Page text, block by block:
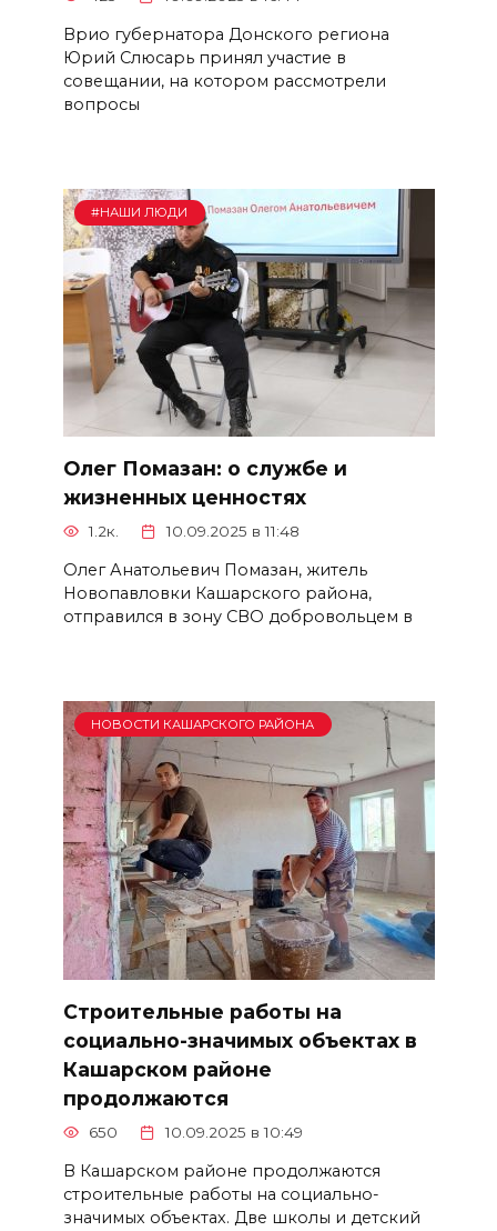
Врио губернатора Донского региона
Юрий Слюсарь принял участие в
совещании, на котором рассмотрели
вопросы
#НАШИ ЛЮДИ
Олег Помазан: о службе и
жизненных ценностях
1.2к. 10.09.2025 в 11:48
Олег Анатольевич Помазан, житель
Новопавловки Кашарского района,
отправился в зону СВО добровольцем в
НОВОСТИ КАШАРСКОГО РАЙОНА
Строительные работы на
социально-значимых объектах в
Кашарском районе
продолжаются
650 10.09.2025 в 10:49
В Кашарском районе продолжаются
строительные работы на социально-
значимых объектах. Две школы и детский